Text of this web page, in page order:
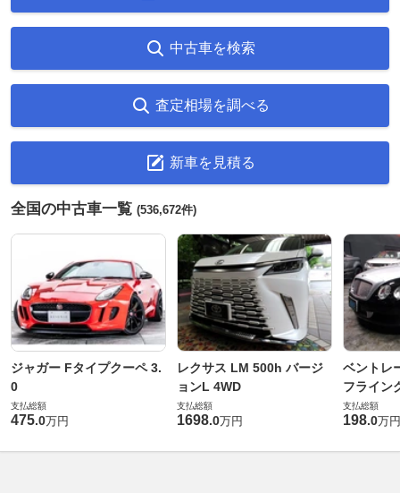
中古車を検索
査定相場を調べる
新車を見積る
全国の中古車一覧 (536,672件)
ジャガー Fタイプクーペ 3.
0
支払総額
475.0万円
レクサス LM 500h バージ
ョンL 4WD
支払総額
1698.0万円
ベントレ
フライン
支払総額
198.0万円